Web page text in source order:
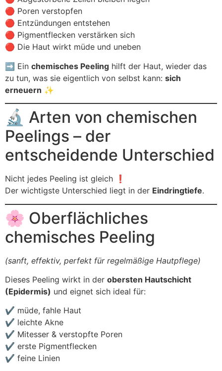
🔴 Poren verstopfen
🔴 Entzündungen entstehen
🔴 Pigmentflecken verstärken sich
🔴 Die Haut wirkt müde und uneben
➡️ Ein chemisches Peeling hilft der Haut, wieder das
zu tun, was sie eigentlich von selbst kann: sich
erneuern ✨
🔬 Arten von chemischen
Peelings – der
entscheidende Unterschied
Nicht jedes Peeling ist gleich ❗
Der wichtigste Unterschied liegt in der Eindringtiefe.
🌸 Oberflächliches
chemisches Peeling
(sanft, effektiv, perfekt für regelmäßige Hautpflege)
Dieses Peeling wirkt in der obersten Hautschicht
(Epidermis) und eignet sich ideal für:
✔ müde, fahle Haut
✔ leichte Akne
✔ Mitesser & verstopfte Poren
✔ erste Pigmentflecken
✔ feine Linien